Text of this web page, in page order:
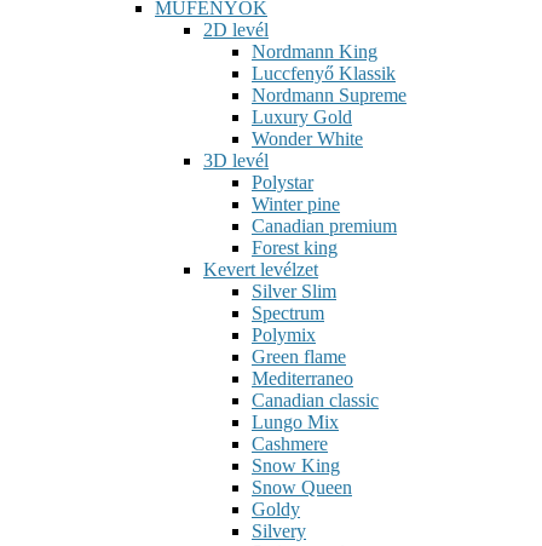
MŰFENYŐK
2D levél
Nordmann King
Luccfenyő Klassik
Nordmann Supreme
Luxury Gold
Wonder White
3D levél
Polystar
Winter pine
Canadian premium
Forest king
Kevert levélzet
Silver Slim
Spectrum
Polymix
Green flame
Mediterraneo
Canadian classic
Lungo Mix
Cashmere
Snow King
Snow Queen
Goldy
Silvery